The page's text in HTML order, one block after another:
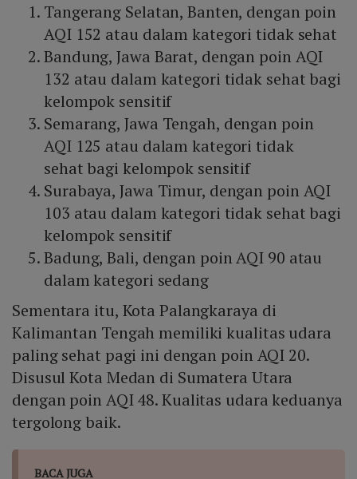
Tangerang Selatan, Banten, dengan poin
AQI 152 atau dalam kategori tidak sehat
Bandung, Jawa Barat, dengan poin AQI
132 atau dalam kategori tidak sehat bagi
kelompok sensitif
Semarang, Jawa Tengah, dengan poin
AQI 125 atau dalam kategori tidak
sehat bagi kelompok sensitif
Surabaya, Jawa Timur, dengan poin AQI
103 atau dalam kategori tidak sehat bagi
kelompok sensitif
Badung, Bali, dengan poin AQI 90 atau
dalam kategori sedang
Sementara itu, Kota Palangkaraya di
Kalimantan Tengah memiliki kualitas udara
paling sehat pagi ini dengan poin AQI 20.
Disusul Kota Medan di Sumatera Utara
dengan poin AQI 48. Kualitas udara keduanya
tergolong baik.
BACA JUGA